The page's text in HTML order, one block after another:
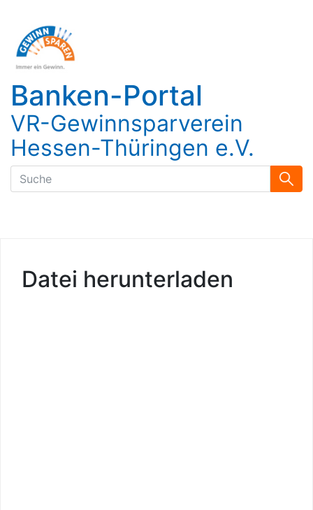
Banken-Portal
VR-Gewinnsparverein
Hessen-Thüringen e.V.
Datei herunterladen